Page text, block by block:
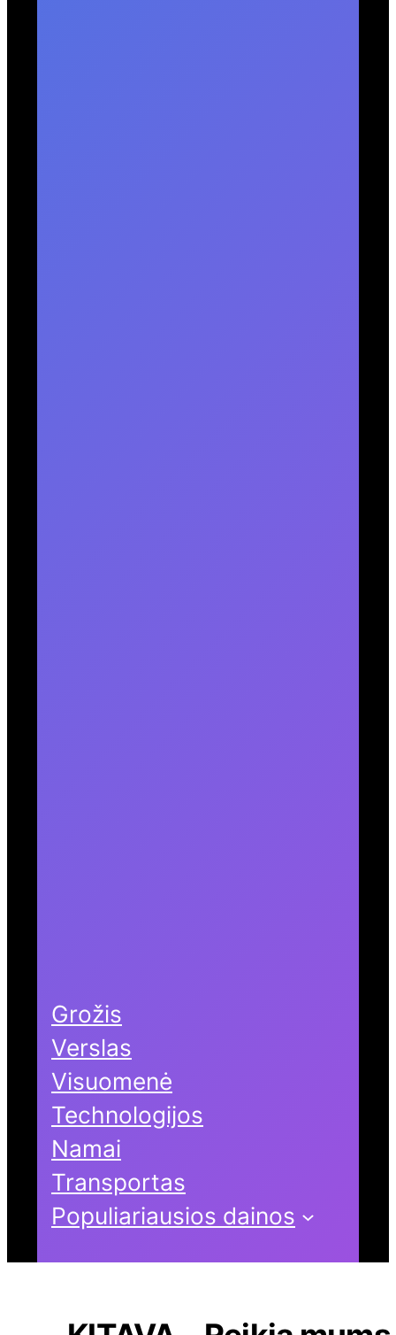
Grožis
Verslas
Visuomenė
Technologijos
Namai
Transportas
Populiariausios dainos